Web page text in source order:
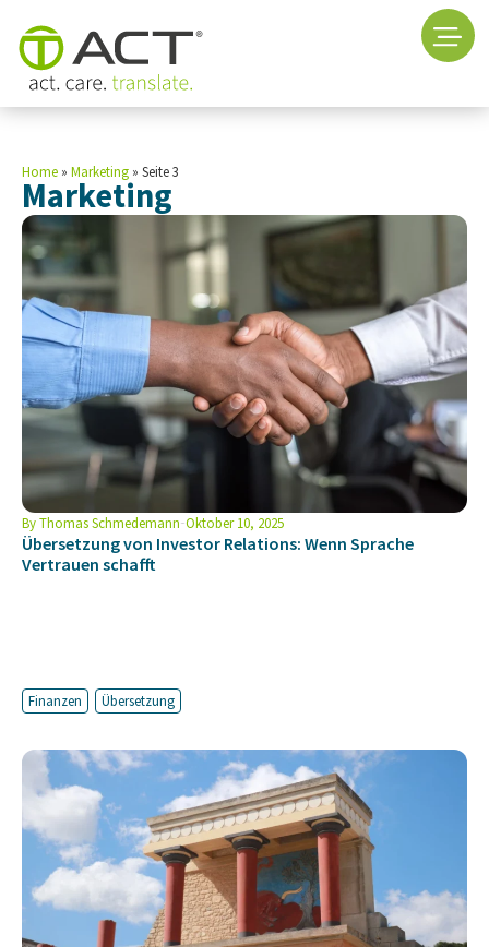
Home » Marketing » Seite 3
Marketing
ByThomas Schmedemann Oktober 10, 2025
Übersetzung von Investor Relations: Wenn Sprache
Vertrauen schafft
Finanzen Übersetzung